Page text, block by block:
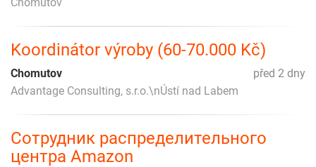
Koordinátor výroby (60-70.000 Kč)
před 2 dny
Chomutov
Advantage Consulting, s.r.o.\nÚstí nad Labem
Сотрудник распределительного
центра Amazon